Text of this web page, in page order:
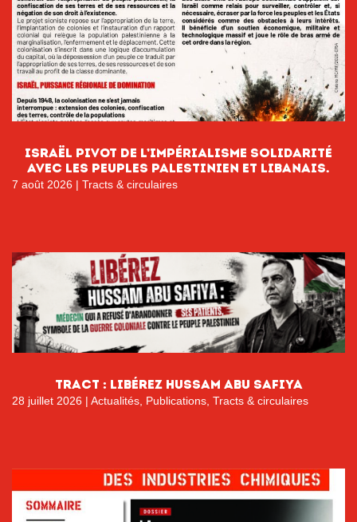
Israël PIVOT DE L’IMPÉRIALISME Solidarité
avec les peuples palestinien et libanais.
7 août 2026 | Tracts & circulaires
tract : libérez hussam abu safiya
28 juillet 2026 | Actualités Publications Tracts & circulaires